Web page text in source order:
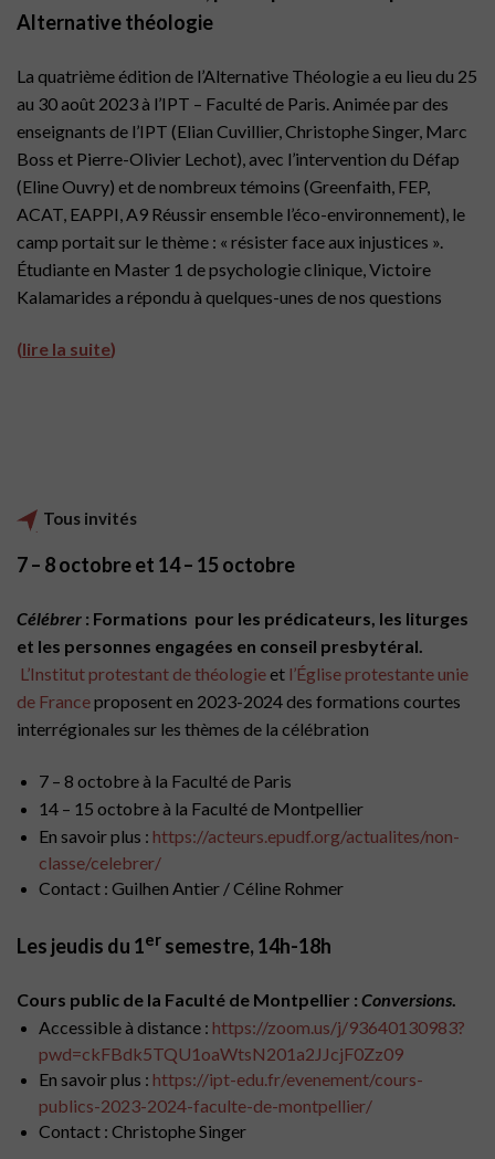
Alternative théologie
La quatrième édition de l’Alternative Théologie a eu lieu du 25
au 30 août 2023 à l’IPT – Faculté de Paris. Animée par des
enseignants de l’IPT (Elian Cuvillier, Christophe Singer, Marc
Boss et Pierre-Olivier Lechot), avec l’intervention du Défap
(Eline Ouvry) et de nombreux témoins (Greenfaith, FEP,
ACAT, EAPPI, A9 Réussir ensemble l’éco-environnement), le
camp portait sur le thème : « résister face aux injustices ».
Étudiante en Master 1 de psychologie clinique, Victoire
Kalamarides a répondu à quelques-unes de nos questions
(lire la suite)
Tous invités
7 – 8 octobre et 14 – 15 octobre
Célébrer : Formations pour les prédicateurs, les liturges
et les personnes engagées en conseil presbytéral.
L’Institut protestant de théologieet l’Église protestante unie
de Franceproposent en 2023-2024 des formations courtes
interrégionales sur les thèmes de la célébration
7 – 8 octobre à la Faculté de Paris
14 – 15 octobre à la Faculté de Montpellier
En savoir plus : https://acteurs.epudf.org/actualites/non-
classe/celebrer/
Contact : Guilhen Antier / Céline Rohmer
Les jeudis du 1er semestre, 14h-18h
Cours public de la Faculté de Montpellier : Conversions.
Accessible à distance : https://zoom.us/j/93640130983?
pwd=ckFBdk5TQU1oaWtsN201a2JJcjF0Zz09
En savoir plus : https://ipt-edu.fr/evenement/cours-
publics-2023-2024-faculte-de-montpellier/
Contact : Christophe Singer